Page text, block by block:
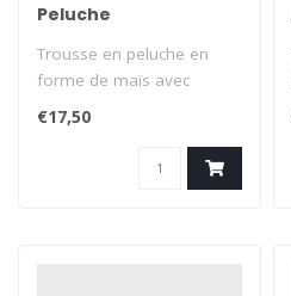
Peluche
Trousse en peluche en
forme de maïs avec
fermeture éclair dorée.
Range tes pe..
€17,50